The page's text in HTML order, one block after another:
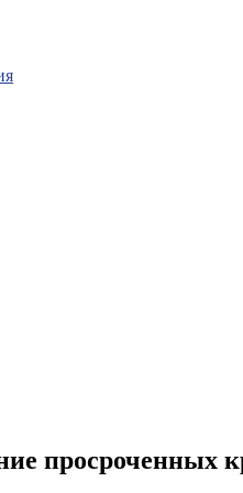
просроченных